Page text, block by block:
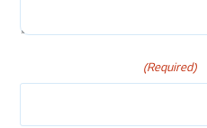
(Required)